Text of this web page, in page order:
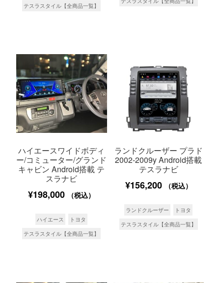
テスラスタイル【全商品一覧】
ハイエースワイドボディ
ー/コミューター/グランド
キャビン Android搭載 テ
スラナビ
¥198,000 （税込）
ハイエース
トヨタ
テスラスタイル【全商品一覧】
ランドクルーザー プラド
2002-2009y Android搭載
テスラナビ
¥156,200 （税込）
ランドクルーザー
トヨタ
テスラスタイル【全商品一覧】